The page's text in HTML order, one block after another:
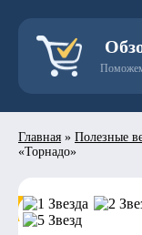
Главная » Полезные
«Торнадо»
- 50%